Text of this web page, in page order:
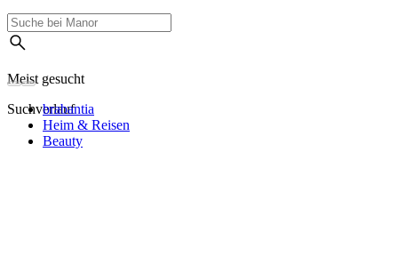
Meist gesucht
Suchverlauf
brabantia
Heim & Reisen
Beauty